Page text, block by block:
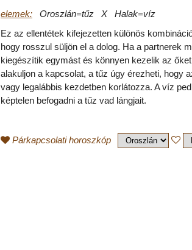
elemek: Oroszlán=tűz X Halak=víz
Ez az ellentétek kifejezetten különös
hogy rosszul süljön el a dolog. Ha a partnerek
kiegészítik egymást és könnyen kezelik az
alakuljon a kapcsolat, a tűz úgy érezheti, hogy
vagy legalábbis kezdetben korlátozza. A víz
képtelen befogadni a tűz vad lángjait.
Párkapcsolati horoszkóp